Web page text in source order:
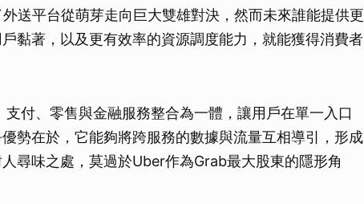
送平台從萌芽走向巨大雙雄對決，然而未來誰能提供更
黏著，以及更有效率的資源調度能力，就能獲得消費者
付、零售與金融服務整合為一體，讓用戶在單一入口
勢在於，它能夠將跨服務的數據與流量互相導引，形成
尋味之處，莫過於Uber作為Grab最大股東的隱形角